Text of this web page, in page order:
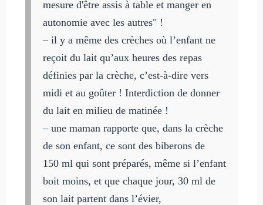
mesure d'être assis à table et manger en
autonomie avec les autres" !
– il y a même des crèches où l’enfant ne
reçoit du lait qu’aux heures des repas
définies par la crèche, c’est-à-dire vers
midi et au goûter ! Interdiction de donner
du lait en milieu de matinée !
– une maman rapporte que, dans la crèche
de son enfant, ce sont des biberons de
150 ml qui sont préparés, même si l’enfant
boit moins, et que chaque jour, 30 ml de
son lait partent dans l’évier,